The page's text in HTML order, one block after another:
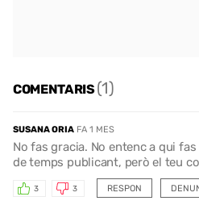
COMENTARIS(1)
SUSANA ORIA FA 1 MES
No fas gracia. No entenc a qui
de temps publicant, però el teu
RESPON
3 3